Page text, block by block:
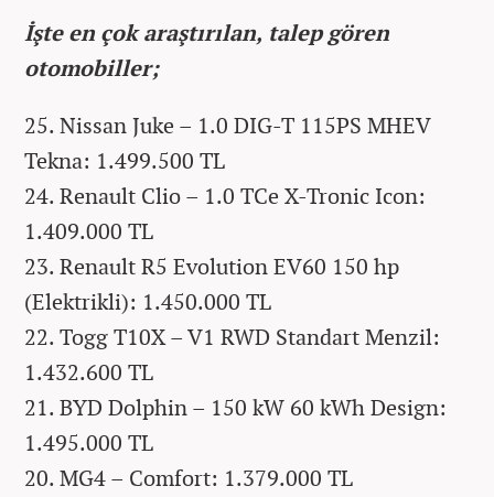
İşte en çok araştırılan, talep gören
otomobiller;
25. Nissan Juke – 1.0 DIG-T 115PS MHEV
Tekna: 1.499.500 TL
24. Renault Clio – 1.0 TCe X-Tronic Icon:
1.409.000 TL
23. Renault R5 Evolution EV60 150 hp
(Elektrikli): 1.450.000 TL
22. Togg T10X – V1 RWD Standart Menzil:
1.432.600 TL
21. BYD Dolphin – 150 kW 60 kWh Design:
1.495.000 TL
20. MG4 – Comfort: 1.379.000 TL